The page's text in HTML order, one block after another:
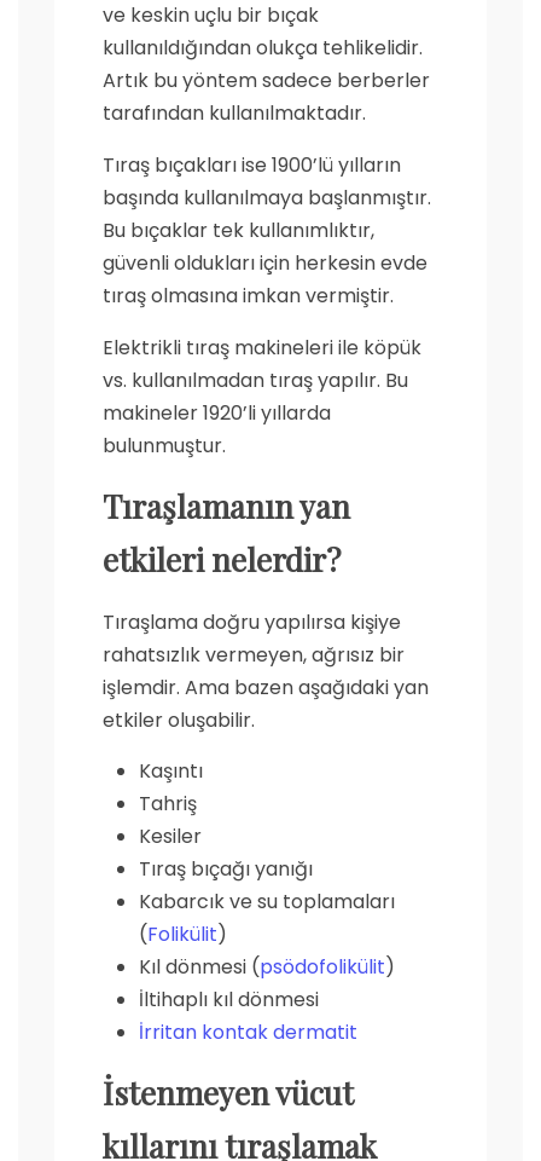
ve keskin uçlu bir bıçak
kullanıldığından olukça tehlikelidir.
Artık bu yöntem sadece berberler
tarafından kullanılmaktadır.
Tıraş bıçakları ise 1900’lü yılların
başında kullanılmaya başlanmıştır.
Bu bıçaklar tek kullanımlıktır,
güvenli oldukları için herkesin evde
tıraş olmasına imkan vermiştir.
Elektrikli tıraş makineleri ile köpük
vs. kullanılmadan tıraş yapılır. Bu
makineler 1920’li yıllarda
bulunmuştur.
Tıraşlamanın yan
etkileri nelerdir?
Tıraşlama doğru yapılırsa kişiye
rahatsızlık vermeyen, ağrısız bir
işlemdir. Ama bazen aşağıdaki yan
etkiler oluşabilir.
Kaşıntı
Tahriş
Kesiler
Tıraş bıçağı yanığı
Kabarcık ve su toplamaları
(Folikülit)
Kıl dönmesi (psödofolikülit)
İltihaplı kıl dönmesi
İrritan kontak dermatit
İstenmeyen vücut
kıllarını tıraşlamak